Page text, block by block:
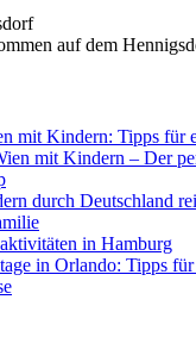
auf dem
mit Kindern: Tipps für
mit Kindern – Der
durch Deutschland
in Hamburg
in Orlando: Tipps